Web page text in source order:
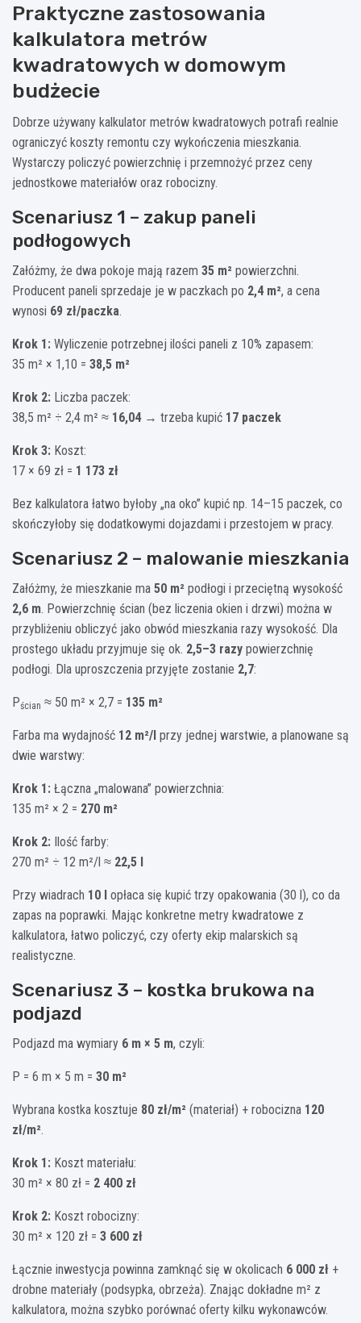
Praktyczne zastosowania
kalkulatora metrów
kwadratowych w domowym
budżecie
Dobrze używany kalkulator metrów kwadratowych potrafi realnie
ograniczyć koszty remontu czy wykończenia mieszkania.
Wystarczy policzyć powierzchnię i przemnożyć przez ceny
jednostkowe materiałów oraz robocizny.
Scenariusz 1 – zakup paneli
podłogowych
Załóżmy, że dwa pokoje mają razem 35 m² powierzchni.
Producent paneli sprzedaje je w paczkach po 2,4 m², a cena
wynosi 69 zł/paczka.
Krok 1: Wyliczenie potrzebnej ilości paneli z 10% zapasem:
35 m² × 1,10 = 38,5 m²
Krok 2: Liczba paczek:
38,5 m² ÷ 2,4 m² ≈ 16,04→ trzeba kupić 17 paczek
Krok 3: Koszt:
17 × 69 zł = 1 173 zł
Bez kalkulatora łatwo byłoby „na oko” kupić np. 14–15 paczek, co
skończyłoby się dodatkowymi dojazdami i przestojem w pracy.
Scenariusz 2 – malowanie mieszkania
Załóżmy, że mieszkanie ma 50 m² podłogi i przeciętną wysokość
2,6 m. Powierzchnię ścian (bez liczenia okien i drzwi) można w
przybliżeniu obliczyć jako obwód mieszkania razy wysokość. Dla
prostego układu przyjmuje się ok. 2,5–3 razy powierzchnię
podłogi. Dla uproszczenia przyjęte zostanie 2,7:
Pścian ≈ 50 m² × 2,7 = 135 m²
Farba ma wydajność 12 m²/l przy jednej warstwie, a planowane są
dwie warstwy:
Krok 1: Łączna „malowana” powierzchnia:
135 m² × 2 = 270 m²
Krok 2: Ilość farby:
270 m² ÷ 12 m²/l ≈ 22,5 l
Przy wiadrach 10 l opłaca się kupić trzy opakowania (30 l), co da
zapas na poprawki. Mając konkretne metry kwadratowe z
kalkulatora, łatwo policzyć, czy oferty ekip malarskich są
realistyczne.
Scenariusz 3 – kostka brukowa na
podjazd
Podjazd ma wymiary 6 m × 5 m, czyli:
P = 6 m × 5 m = 30 m²
Wybrana kostka kosztuje 80 zł/m² (materiał) + robocizna 120
zł/m².
Krok 1: Koszt materiału:
30 m² × 80 zł = 2 400 zł
Krok 2: Koszt robocizny:
30 m² × 120 zł = 3 600 zł
Łącznie inwestycja powinna zamknąć się w okolicach 6 000 zł +
drobne materiały (podsypka, obrzeża). Znając dokładne m² z
kalkulatora, można szybko porównać oferty kilku wykonawców.